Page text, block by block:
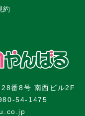
約
番8号 南西ビル2F
54-1475